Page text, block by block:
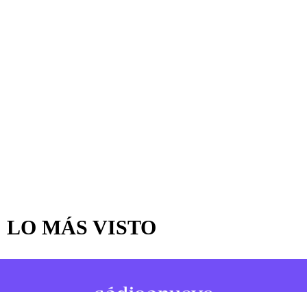
LO MÁS VISTO